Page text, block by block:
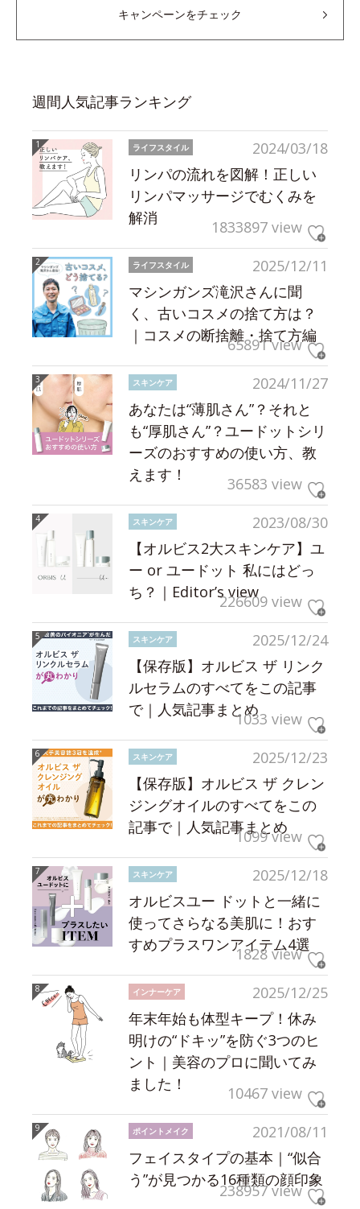
キャンペーンをチェック
週間人気記事ランキング
2024/03/18
ライフスタイル
リンパの流れを図解！正しい
リンパマッサージでむくみを
解消
1833897 view
2025/12/11
ライフスタイル
マシンガンズ滝沢さんに聞
く、古いコスメの捨て方は？
｜コスメの断捨離・捨て方編
65891 view
2024/11/27
スキンケア
あなたは“薄肌さん”？それと
も“厚肌さん”？ユードットシリ
ーズのおすすめの使い方、教
えます！
36583 view
2023/08/30
スキンケア
【オルビス2大スキンケア】ユ
ー or ユードット 私にはどっ
ち？｜Editor’s view226609 view
2025/12/24
スキンケア
【保存版】オルビス ザ リンク
ルセラムのすべてをこの記事
で｜人気記事まとめ1033 view
2025/12/23
スキンケア
【保存版】オルビス ザ クレン
ジングオイルのすべてをこの
記事で｜人気記事まとめ
1099 view
2025/12/18
スキンケア
オルビスユー ドットと一緒に
使ってさらなる美肌に！おす
すめプラスワンアイテム4選
1828 view
2025/12/25
インナーケア
年末年始も体型キープ！休み
明けの“ドキッ”を防ぐ3つのヒ
ント｜美容のプロに聞いてみ
ました！
10467 view
2021/08/11
ポイントメイク
フェイスタイプの基本｜“似合
う”が見つかる16種類の顔印象
238957 view